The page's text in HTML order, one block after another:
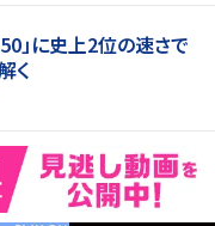
」に史上2位の速さで
く